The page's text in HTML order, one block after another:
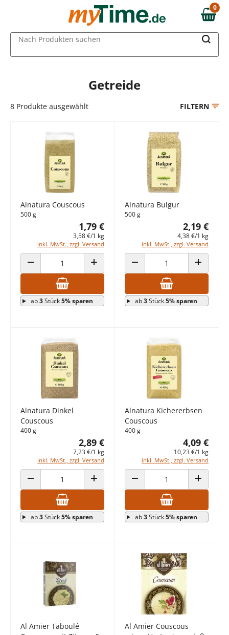
Zum Hauptinhalt springen
Zur Navigation springen
Zur Suche springen
0,00 €
0
Nach Produkten suchen
Getreide
8 Produkte ausgewählt FILTERN
Alnatura Couscous
500 g
1,79 €
3,58 €/1 kg
inkl. MwSt., zzgl. Versand
ANZAHL VERRINGERN ANZAHL ERHÖHEN
ab3Stück5% sparen
Alnatura Bulgur
500 g
2,19 €
4,38 €/1 kg
inkl. MwSt., zzgl. Versand
ANZAHL VERRINGERN ANZAHL
ab3Stück5% sparen
Alnatura Dinkel
Couscous
400 g
2,89 €
7,23 €/1 kg
inkl. MwSt., zzgl. Versand
ANZAHL VERRINGERN ANZAHL ERHÖHEN
ab3Stück5% sparen
Alnatura Kichererbsen
Couscous
400 g
4,09 €
10,23 €/1 kg
inkl. MwSt., zzgl. Versand
ANZAHL VERRINGERN ANZAHL
ab3Stück5% sparen
Al Amier Taboulé
Al Amier Couscous